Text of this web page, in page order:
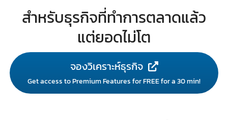
สำหรับธุรกิจที่ทำการตลาดแล้ว
แต่ยอดไม่โต
จองวิเคราะห์ธุรกิจ
Get access to Premium Features for FREE for a 30 min!